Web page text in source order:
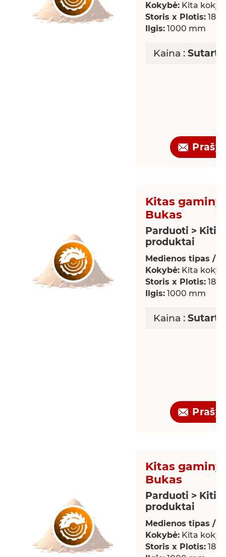
Kokybė: Kita
Storis x Plotis: 18
Ilgis: 1000 mm
Kaina :
Kitas
Bukas
Parduoti > Kiti
produktai
Medienos tipas /
Kokybė: Kita
Storis x Plotis: 18
Ilgis: 1000 mm
Kaina :
Kitas
Bukas
Parduoti > Kiti
produktai
Medienos tipas /
Kokybė: Kita
Storis x Plotis: 18